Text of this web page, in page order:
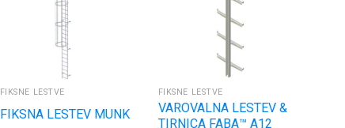
FIKSNE LESTVE
FIKSNA LESTEV MUNK
FIKSNE LESTVE
VAROVALNA LESTEV &
TIRNICA FABA™ A12